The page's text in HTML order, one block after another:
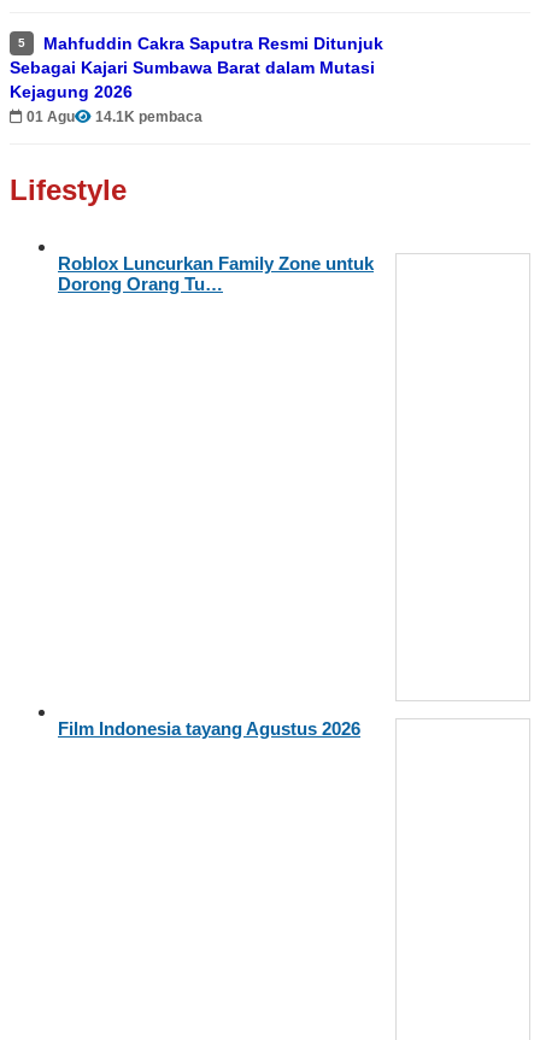
5
Mahfuddin Cakra Saputra Resmi Ditunjuk
Sebagai Kajari Sumbawa Barat dalam Mutasi
Kejagung 2026
01 Agu 14.1K pembaca
Lifestyle
Roblox Luncurkan Family Zone untuk
Dorong Orang Tu…
Film Indonesia tayang Agustus 2026